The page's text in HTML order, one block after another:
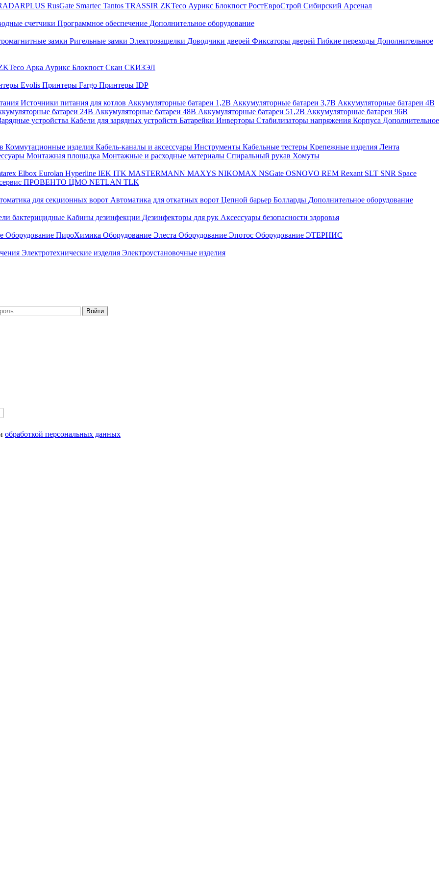
RusGate Smartec Tantos TRASSIR ZKTeco Аурикс Блокпост РостЕвроСтрой Сибирский Арсенал
счетчики Программное обеспечение Дополнительное оборудование
замки Ригельные замки Электрозащелки Доводчики дверей Фиксаторы дверей Гибкие переходы Дополнительное
Арка Аурикс Блокпост Скан СКИЗЭЛ
Evolis Принтеры Fargo Принтеры IDP
Источники питания для котлов Аккумуляторные батареи 1,2В Аккумуляторные батареи 3,7В Аккумуляторные батареи 4В
батареи 24В Аккумуляторные батареи 48В Аккумуляторные батареи 51,2В Аккумуляторные батареи 96В
устройства Кабели для зарядных устройств Батарейки Инверторы Стабилизаторы напряжения Корпуса Дополнительное
Коммутационные изделия Кабель-каналы и аксессуары Инструменты Кабельные тестеры Крепежные изделия Лента
Монтажная площадка Монтажные и расходные материалы Спиральный рукав Хомуты
Elbox Eurolan Hyperline IEK ITK MASTERMANN MAXYS NIKOMAX NSGate OSNOVO REM Rexant SLT SNR Space
ПРОВЕНТО ЦМО NETLAN TLK
для секционных ворот Автоматика для откатных ворот Цепной барьер Болларды Дополнительное оборудование
бактерицидные Кабины дезинфекции Дезинфекторы для рук Аксессуары безопасности здоровья
Оборудование ПироХимика Оборудование Элеста Оборудование Эпотос Оборудование ЭТЕРНИС
Электротехнические изделия Электроустановочные изделия
Войти
обработкой персональных данных